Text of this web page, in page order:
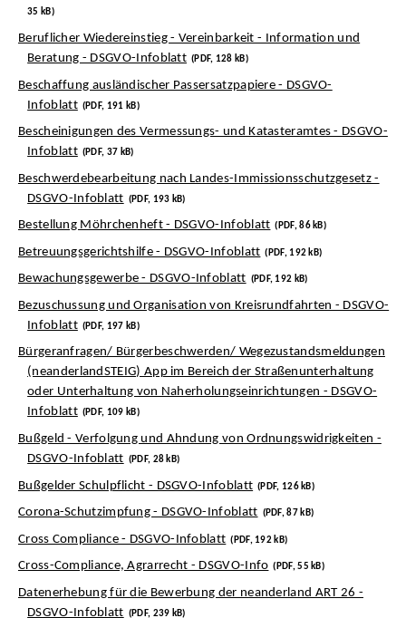
35 kB)
Beruflicher Wiedereinstieg - Vereinbarkeit - Information und
Beratung - DSGVO-Infoblatt (PDF, 128 kB)
Beschaffung ausländischer Passersatzpapiere - DSGVO-
Infoblatt (PDF, 191 kB)
Bescheinigungen des Vermessungs- und Katasteramtes - DSGVO-
Infoblatt (PDF, 37 kB)
Beschwerdebearbeitung nach Landes-Immissionsschutzgesetz -
DSGVO-Infoblatt (PDF, 193 kB)
Bestellung Möhrchenheft - DSGVO-Infoblatt (PDF, 86 kB)
Betreuungsgerichtshilfe - DSGVO-Infoblatt (PDF, 192 kB)
Bewachungsgewerbe - DSGVO-Infoblatt (PDF, 192 kB)
Bezuschussung und Organisation von Kreisrundfahrten - DSGVO-
Infoblatt (PDF, 197 kB)
Bürgeranfragen/ Bürgerbeschwerden/ Wegezustandsmeldungen
(neanderlandSTEIG) App im Bereich der Straßenunterhaltung
oder Unterhaltung von Naherholungseinrichtungen - DSGVO-
Infoblatt (PDF, 109 kB)
Bußgeld - Verfolgung und Ahndung von Ordnungswidrigkeiten -
DSGVO-Infoblatt (PDF, 28 kB)
Bußgelder Schulpflicht - DSGVO-Infoblatt (PDF, 126 kB)
Corona-Schutzimpfung - DSGVO-Infoblatt (PDF, 87 kB)
Cross Compliance - DSGVO-Infoblatt (PDF, 192 kB)
Cross-Compliance, Agrarrecht - DSGVO-Info (PDF, 55 kB)
Datenerhebung für die Bewerbung der neanderland ART 26 -
DSGVO-Infoblatt (PDF, 239 kB)